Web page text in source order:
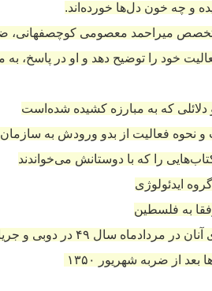
و چه خون دل‌ها خورده‌اند.
میراحمد معصومی کوچصفهانی،
خود را توضیح دهد و او در پاسخ، به
و دلائلی که به مبارزه کشیده شده‌است
و نحوه فعالیت‌ از بدو ورودش به سازمان
را که با دوستانش می‌خواندند
ایدئولوژی
به فلسطین
سال ۴۹ در دوبی و جریان ربودن هواپیما از دوبی به بغداد
بعد از ضربه شهریور ۱۳۵۰